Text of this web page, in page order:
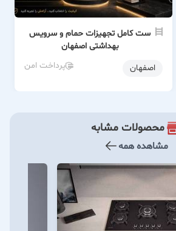
ست کامل تجهیزات حمام و سرویس
بهداشتی اصفهان
اصفهان
پرداخت امن
محصولات مشابه
مشاهده همه